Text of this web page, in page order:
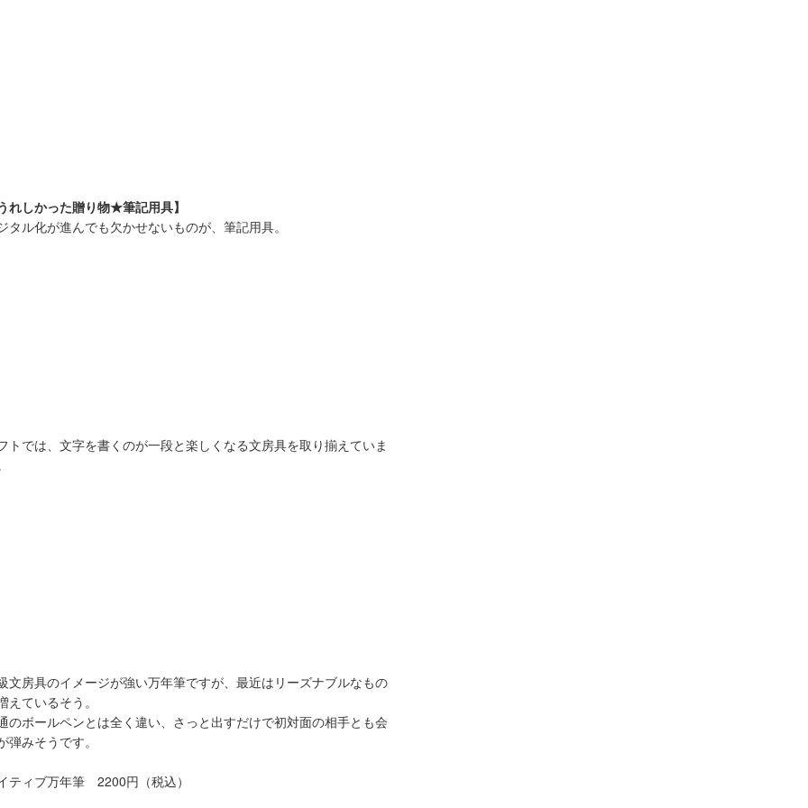
れしかった贈り物★筆記用具】
タル化が進んでも欠かせないものが、筆記用具。
トでは、文字を書くのが一段と楽しくなる文房具を取り揃えていま
文房具のイメージが強い万年筆ですが、最近はリーズナブルなもの
えているそう。
のボールペンとは全く違い、さっと出すだけで初対面の相手とも会
弾みそうです。
ティブ万年筆 2200円（税込）